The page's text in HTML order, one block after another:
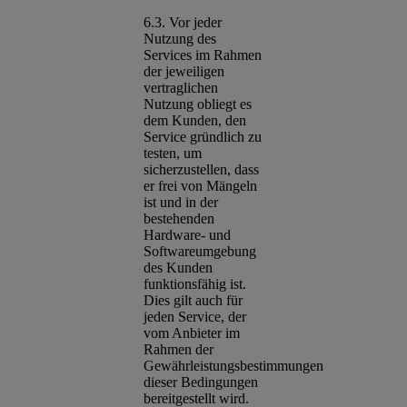
6.3. Vor jeder
Nutzung des
Services im Rahmen
der jeweiligen
vertraglichen
Nutzung obliegt es
dem Kunden, den
Service gründlich zu
testen, um
sicherzustellen, dass
er frei von Mängeln
ist und in der
bestehenden
Hardware- und
Softwareumgebung
des Kunden
funktionsfähig ist.
Dies gilt auch für
jeden Service, der
vom Anbieter im
Rahmen der
Gewährleistungsbestimmungen
dieser Bedingungen
bereitgestellt wird.